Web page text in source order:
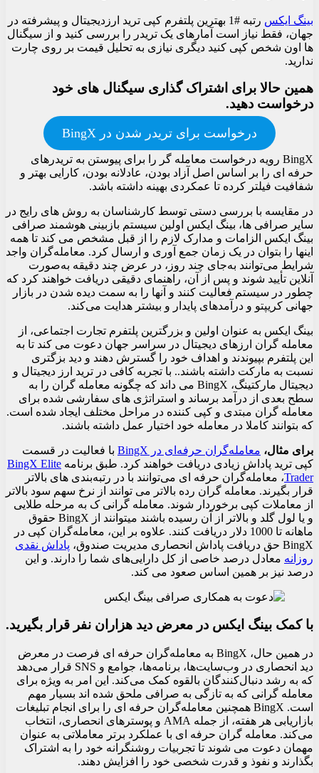
بینگ ایکس
رتبه #1 بهترین پلتفرم کپی ترید ارزدیجیتال و پیشرفته در
جهان، فقط نیاز است آمارهای یک تریدر را بررسی کنید و از سیگنال
ها اون شخص کپی کنید دیگری نیازی به تحلیل قیمت بر روی چارت
ندارید.
همین حالا برای اشتراک گذاری سیگنال های خود
درخواست دهید.
درخواست برای تریدر شدن در BingX
BingX رویه درخواست معامله گر را برای پیوستن به تریدرهای
حرفه ای را بر اساس اصل آزاد بودن، عادلانه بودن، کارایی بهتر و
شفافیت فیلتر کرده تا عمکردی بهینه داشته باشد.
در مقایسه با بررسی دستی توسط کارشناسان به روش های رایج در
سایر صرافی ها، بینگ ایکس اولین سیستم بازبینی هوشمند صرافی
بینگ ایکس الزامات و مدارک لازم را از قبل مشخص می کند تا همه
اینها را بتوان در یک زمان جمع آوری و ارسال کرد. معامله‌گران واجد
شرایط می‌توانند به‌جای چند روز، در عرض چند دقیقه به‌صورت
آنلاین تأیید شوند و پس از آن، راهنمای دقیقی دریافت خواهند کرد که
چطور در سیستم فعالیت کنند و آنها را به سمت دیده شدن در بازار
جهانی کریپتو و درآمدهای پایدار و بیشتر هدایت می‌کند.
بینگ ایکس به عنوان اولین و بزرگترین پلتفرم تجارت اجتماعی، از
معامله گران ارزهای دیجیتال در سراسر جهان دعوت می کند تا به
این پلتفرم بپیوندند و اهداف خود را گسترش دهند و دید بزگتری
نسبت به مارکت داشته باشند.. با تجربه کافی در ترید ارز دیجیتال و
دیجیتال مارکتینگ، BingX می داند که چگونه معامله گران را به
سطح بعدی از درآمد برساند و استراتژی های سفارشی شده برای
معامله گران مبتدی و کپی کننده در مراحل مختلف ایجاد شده است.
که بتوانند کاملا در معامله خود اختیار عمل داشته باشند.
برای مثال، معامله‌گران حرفه‌ای در BingX
با فعالیت در قسمت
کپی ترید پاداش زیادی دریافت خواهند کرد. طبق برنامه BingX Elite
Trader، معامله‌گران حرفه ای می‌توانند با در رتبه‌بندی های بالاتر
قرار بگیرند. معامله گران رده بالاتر می توانند از نرخ سهم سود بالاتر
از معاملات کپی برخوردار شوند. معامله گرانی ک به مرحله طلایی
و یا لول گلد و بالاتر از آن رسیده باشند میتوانند از BingX حقوق
ماهانه تا 1000 دلار دریافت کنند. علاوه بر این، معامله‌گران کپی در
BingX حق دریافت پاداش انحصاری مدیریت صندوق،
پاداش نقدی
روزانه معادل درصد خاصی از کل دارایی‌های شما را دارند. و این
درصد نیز بر همین اساس صعود می کند.
با کمک بینگ ایکس در معرض دید هزاران نفر قرار بگیرید.
در همین حال، BingX به معامله‌گران حرفه ای فرصت در معرض
دید انحصاری در وب‌سایت‌ها، برنامه‌ها، جوامع و SNS قرار می‌دهد
که به رشد دنبال‌کنندگان بالقوه کمک می‌کند. این امر به ویژه برای
معامله گرانی که به تازگی به صرافی ملحق شده اند بسیار مهم
است. BingX همچنین معامله‌گران حرفه ای را برای انجام تبلیغات
بازاریابی هر هفته، از جمله AMA و پوسترهای انحصاری، انتخاب
می‌کند. معامله گران حرفه ای با عملکرد برتر معاملاتی به عنوان
مهمان دعوت می شوند تا تجربیات روشنگرانه خود را به اشتراک
بگذارند و نفوذ و قدرت شخصی خود را افزایش دهند.